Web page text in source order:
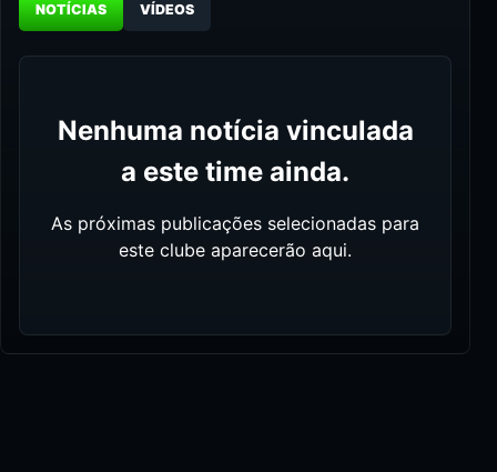
NOTÍCIAS VÍDEOS
Nenhuma notícia vinculada
a este time ainda.
As próximas publicações selecionadas para
este clube aparecerão aqui.